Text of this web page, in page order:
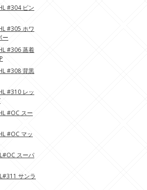
#304 ピン
#305 ホワ
ー
#306 蒸着
#308 背黒
#310 レッ
#OC スー
#OC マッ
スーパ
サンラ